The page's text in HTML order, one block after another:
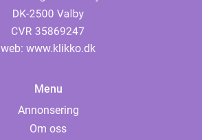
web: www.klikko.dk
Menu
Annonsering
Om oss